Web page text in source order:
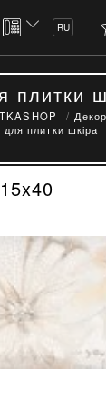
RU
плитки
для плитки шкіра
15x40